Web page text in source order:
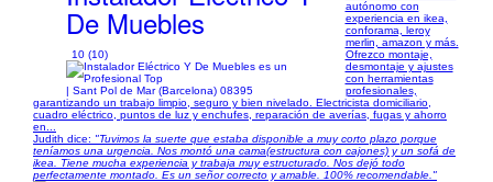
De Muebles
10 (10)
| Sant Pol de Mar (Barcelona) 08395
autónomo con
experiencia en ikea,
conforama, leroy
merlin, amazon y más.
Ofrezco montaje,
desmontaje y ajustes
con herramientas
profesionales,
garantizando un trabajo limpio, seguro y bien nivelado. Electricista domiciliario,
cuadro eléctrico, puntos de luz y enchufes, reparación de averías, fugas y ahorro
en...
Judith dice: "Tuvimos la suerte que estaba disponible a muy corto plazo porque
teníamos una urgencia. Nos montó una cama(estructura con cajones) y un sofá de
ikea. Tiene mucha experiencia y trabaja muy estructurado. Nos dejó todo
perfectamente montado. Es un señor correcto y amable. 100% recomendable."